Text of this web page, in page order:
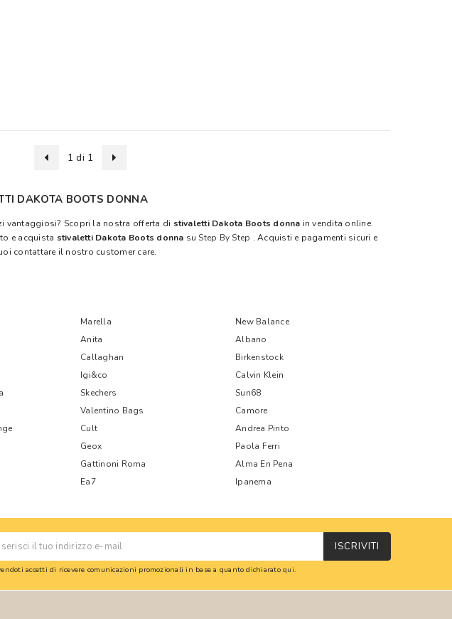
1 di 1
DAKOTA BOOTS DONNA
vantaggiosi? Scopri la nostra offerta di stivaletti Dakota Boots donna in vendita online.
e acquista stivaletti Dakota Boots donna suStep By Step . Acquisti e pagamenti sicuri e
contattare il nostro customer care.
Marella
New Balance
Anita
Albano
Callaghan
Birkenstock
Igi&co
Calvin Klein
Skechers
Sun68
Valentino Bags
Camore
Cult
Andrea Pinto
Geox
Paola Ferri
Gattinoni Roma
Alma En Pena
Ea7 Ipanema
ISCRIVITI
accetti di ricevere comunicazioni promozionali in base a quanto dichiaratoqui.